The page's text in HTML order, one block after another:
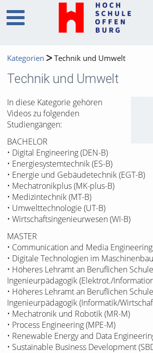
Kategorien Technik und Umwelt
Technik und Umwelt
In diese Kategorie gehören
Videos zu folgenden
Studiengängen:
BACHELOR
• Digital Engineering (DEN-B)
• Energiesystemtechnik (ES-B)
• Energie und Gebäudetechnik (EGT-B)
• Mechatronikplus (MK-plus-B)
• Medizintechnik (MT-B)
• Umwelttechnologie (UT-B)
• Wirtschaftsingenieurwesen (WI-B)
MASTER
• Communication and Media
• Digitale Technologien im
• Höheres Lehramt an Beruflichen
Ingenieurpädagogik (Elektrot./
• Höheres Lehramt an Beruflichen
Ingenieurpädagogik (Informatik/
• Mechatronik und Robotik (MR-M)
• Process Engineering (MPE-M)
• Renewable Energy and Data
• Sustainable Business Development